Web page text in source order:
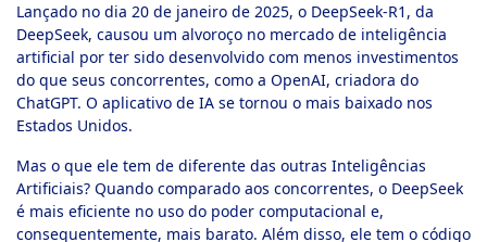
Lançado no dia 20 de janeiro de 2025, o DeepSeek-R1, da
DeepSeek, causou um alvoroço no mercado de inteligência
artificial por ter sido desenvolvido com menos investimentos
do que seus concorrentes, como a OpenAI, criadora do
ChatGPT. O aplicativo de IA se tornou o mais baixado nos
Estados Unidos.
Mas o que ele tem de diferente das outras Inteligências
Artificiais? Quando comparado aos concorrentes, o DeepSeek
é mais eficiente no uso do poder computacional e,
consequentemente, mais barato. Além disso, ele tem o código